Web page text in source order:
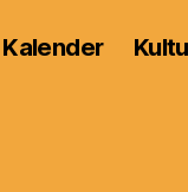
Kalender